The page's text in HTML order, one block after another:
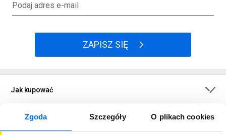
Zgoda Szczegóły O plikach cookies
Podaj adres e-mail
ZAPISZ SIĘ
Jak kupować
O firmie